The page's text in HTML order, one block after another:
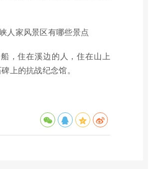
人家风景区有哪些景点
，住在溪边的人，住在山上
上的抗战纪念馆。